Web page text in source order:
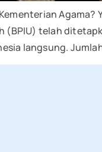
telah
langsung.